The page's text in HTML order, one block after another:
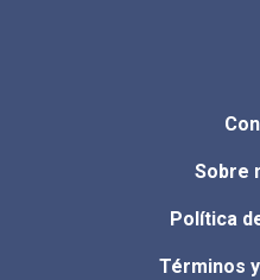
Sobre
Política
Términos